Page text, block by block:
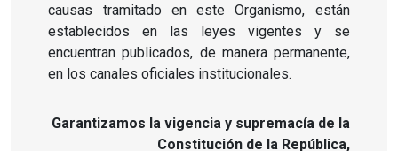
causas tramitado en este Organismo, están
establecidos en las leyes vigentes y se
encuentran publicados, de manera permanente,
en los canales oficiales institucionales.
Garantizamos la vigencia y supremacía de la
Constitución de la República,